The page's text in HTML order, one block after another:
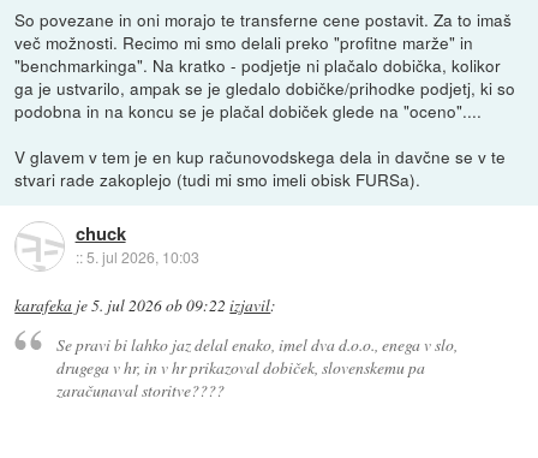
So povezane in oni morajo te transferne cene postavit. Za to imaš
več možnosti. Recimo mi smo delali preko "profitne marže" in
"benchmarkinga". Na kratko - podjetje ni plačalo dobička, kolikor
ga je ustvarilo, ampak se je gledalo dobičke/prihodke podjetj, ki so
podobna in na koncu se je plačal dobiček glede na "oceno"....
V glavem v tem je en kup računovodskega dela in davčne se v te
stvari rade zakoplejo (tudi mi smo imeli obisk FURSa).
chuck
::5. jul 2026, 10:03
karafeka je5. jul 2026 ob 09:22 izjavil:
Se pravi bi lahko jaz delal enako, imel dva d.o.o., enega v slo,
drugega v hr, in v hr prikazoval dobiček, slovenskemu pa
zaračunaval storitve????